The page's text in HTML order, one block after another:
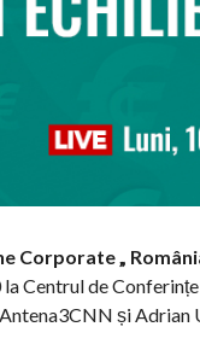
Corporate„
Centrul de
și Adrian